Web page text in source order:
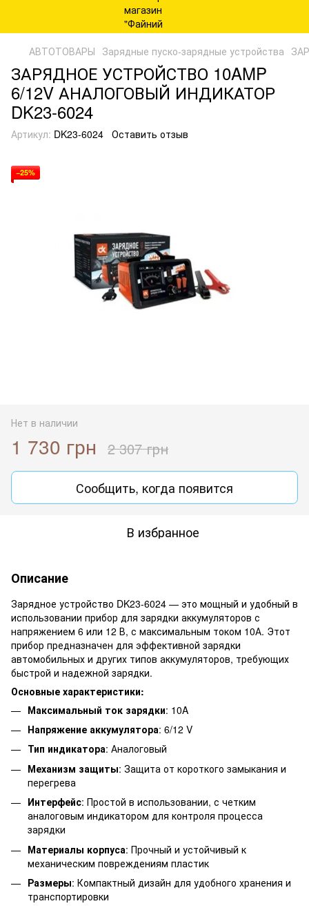
АВТОТОВАРЫ Зарядные пуско-зарядные устройства
ЗАРЯДНОЕ УСТРОЙСТВО 10AMP
6/12V АНАЛОГОВЫЙ ИНДИКАТОР
DK23-6024
Артикул: DK23-6024 Оставить отзыв
−25%
Нет в наличии
1 730 грн 2 307 грн
Сообщить, когда появится
В избранное
Описание
Зарядное устройство DK23-6024 — это мощный и удобный в
использовании прибор для зарядки аккумуляторов с
напряжением 6 или 12 В, с максимальным током 10А. Этот
прибор предназначен для эффективной зарядки
автомобильных и других типов аккумуляторов, требующих
быстрой и надежной зарядки.
Основные характеристики:
Максимальный ток зарядки: 10A
Напряжение аккумулятора: 6/12 V
Тип индикатора: Аналоговый
Механизм защиты: Защита от короткого замыкания и
перегрева
Интерфейс: Простой в использовании, с четким
аналоговым индикатором для контроля процесса
зарядки
Материалы корпуса: Прочный и устойчивый к
механическим повреждениям пластик
Размеры: Компактный дизайн для удобного хранения и
транспортировки